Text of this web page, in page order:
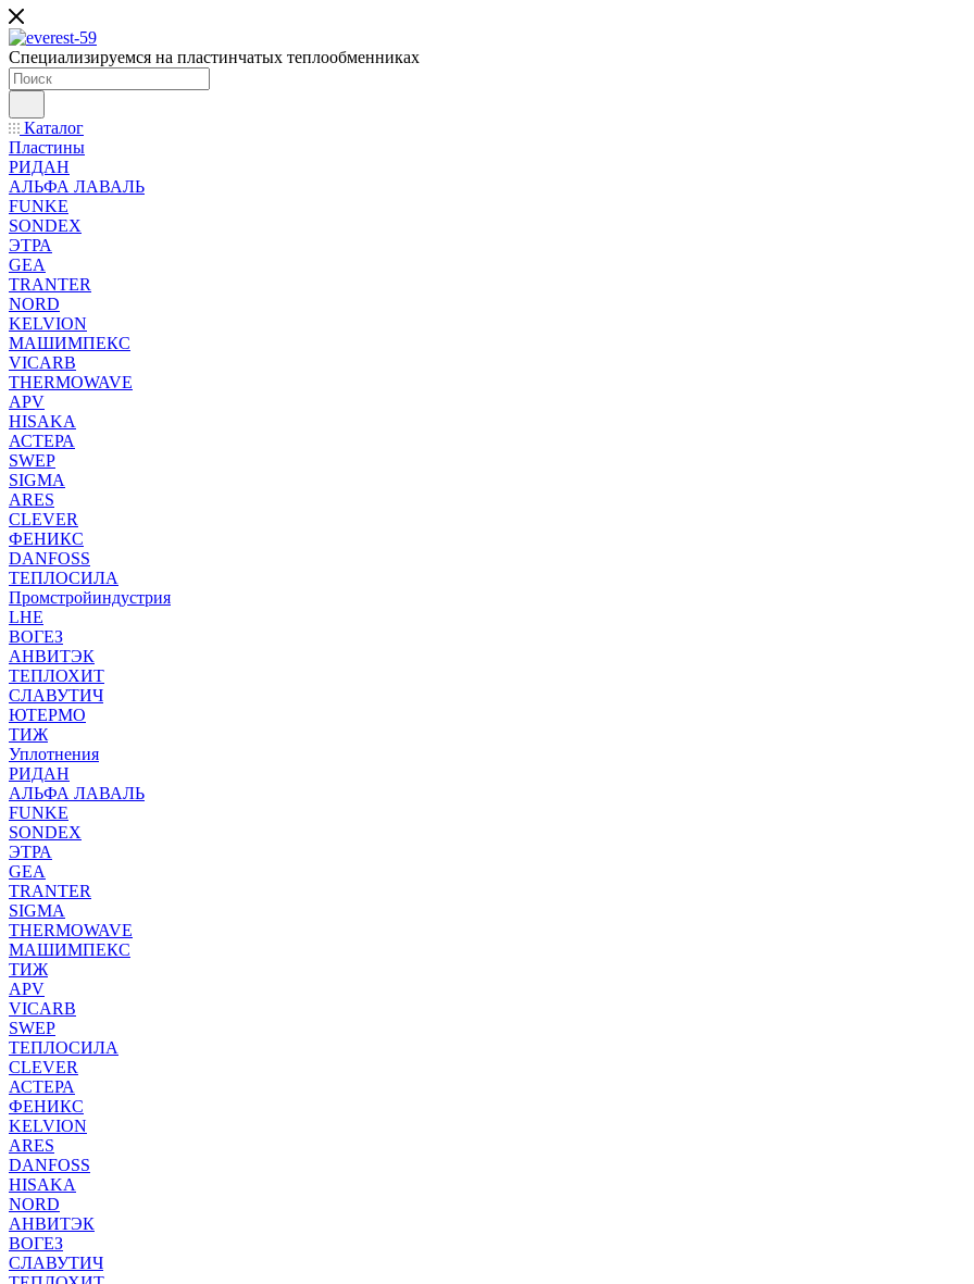
Специализируемся на пластинчатых теплообменниках
Каталог
Пластины
РИДАН
АЛЬФА ЛАВАЛЬ
FUNKE
SONDEX
ЭТРА
GEA
TRANTER
NORD
KELVION
МАШИМПЕКС
VICARB
THERMOWAVE
APV
HISAKA
АСТЕРА
SWEP
SIGMA
ARES
CLEVER
ФЕНИКС
DANFOSS
ТЕПЛОСИЛА
Промстройиндустрия
LHE
ВОГЕЗ
АНВИТЭК
ТЕПЛОХИТ
СЛАВУТИЧ
ЮТЕРМО
ТИЖ
Уплотнения
РИДАН
АЛЬФА ЛАВАЛЬ
FUNKE
SONDEX
ЭТРА
GEA
TRANTER
SIGMA
THERMOWAVE
МАШИМПЕКС
ТИЖ
APV
VICARB
SWEP
ТЕПЛОСИЛА
CLEVER
АСТЕРА
ФЕНИКС
KELVION
ARES
DANFOSS
HISAKA
NORD
АНВИТЭК
ВОГЕЗ
СЛАВУТИЧ